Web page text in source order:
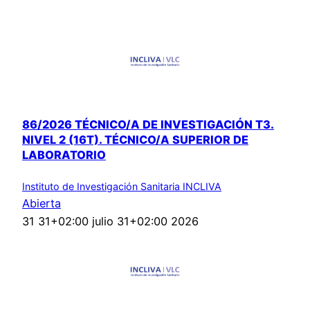
86/2026 TÉCNICO/A DE INVESTIGACIÓN T3.
NIVEL 2 (16T). TÉCNICO/A SUPERIOR DE
LABORATORIO
Instituto de Investigación Sanitaria INCLIVA
Abierta
31 31+02:00 julio 31+02:00 2026